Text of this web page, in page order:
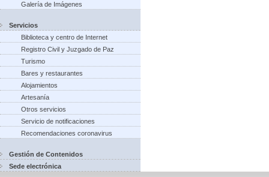
Galería de Imágenes
Servicios
Biblioteca y centro de Internet
Registro Civil y Juzgado de Paz
Turismo
Bares y restaurantes
Alojamientos
Artesanía
Otros servicios
Servicio de notificaciones
Recomendaciones coronavirus
Gestión de Contenidos
Sede electrónica